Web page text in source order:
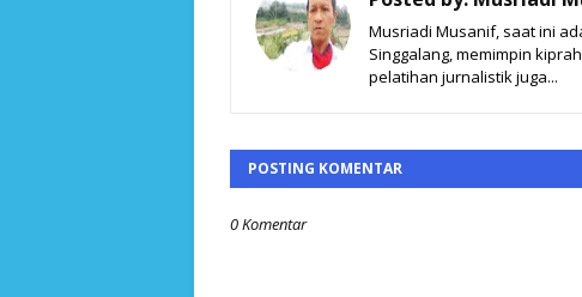
Musriadi Musanif, saat ini
Singgalang, memimpin
pelatihan jurnalistik juga...
POSTING KOMENTAR
0 Komentar